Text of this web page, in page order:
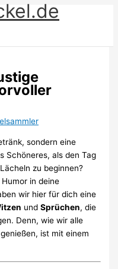
sondern eine
Schöneres, als den Tag
zu beginnen?
in deine
wir hier für dich eine
undSprüchen, die
Denn, wie wir alle
ist mit einem